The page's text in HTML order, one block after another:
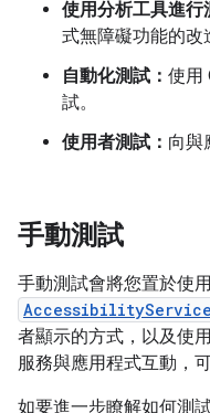
使用分析工具進行
式無障礙功能的改
自動化測試： 使用
試。
使用者測試： 向與
手動測試
手動測試會將您置於使
AccessibilityService
者顯示的方式，以及使
服務與應用程式互動，
如要進一步瞭解如何測